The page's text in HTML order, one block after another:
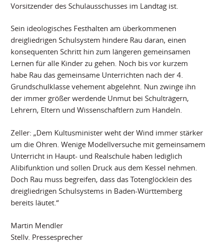
Vorsitzender des Schulausschusses im Landtag ist.
Sein ideologisches Festhalten am überkommenen
dreigliedrigen Schulsystem hindere Rau daran, einen
konsequenten Schritt hin zum längeren gemeinsamen
Lernen für alle Kinder zu gehen. Noch bis vor kurzem
habe Rau das gemeinsame Unterrichten nach der 4.
Grundschulklasse vehement abgelehnt. Nun zwinge ihn
der immer größer werdende Unmut bei Schulträgern,
Lehrern, Eltern und Wissenschaftlern zum Handeln.
Zeller: „Dem Kultusminister weht der Wind immer stärker
um die Ohren. Wenige Modellversuche mit gemeinsamem
Unterricht in Haupt- und Realschule haben lediglich
Alibifunktion und sollen Druck aus dem Kessel nehmen.
Doch Rau muss begreifen, dass das Totenglöcklein des
dreigliedrigen Schulsystems in Baden-Württemberg
bereits läutet.“
Martin Mendler
Stellv. Pressesprecher